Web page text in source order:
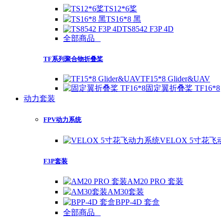
TS12*6桨
TS16*8 黑
TS8542 F3P 4D
全部商品
TF系列聚合物折叠桨
TF15*8 Glider&UAV
固定翼折叠桨 TF16*8
动力套装
FPV动力系统
VELOX 5寸花飞
F3P套装
AM20 PRO 套装
AM30套装
BPP-4D 套盒
全部商品